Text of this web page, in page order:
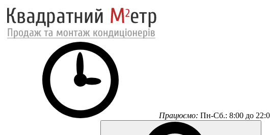
Працюємо: Пн-Сб.: 8:00 до